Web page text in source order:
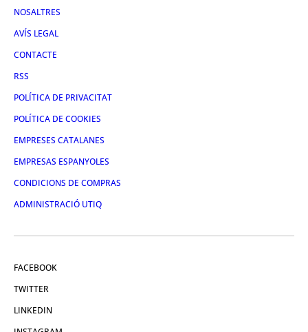
NOSALTRES
AVÍS LEGAL
CONTACTE
RSS
POLÍTICA DE PRIVACITAT
POLÍTICA DE COOKIES
EMPRESES CATALANES
EMPRESAS ESPANYOLES
CONDICIONS DE COMPRAS
ADMINISTRACIÓ UTIQ
FACEBOOK
TWITTER
LINKEDIN